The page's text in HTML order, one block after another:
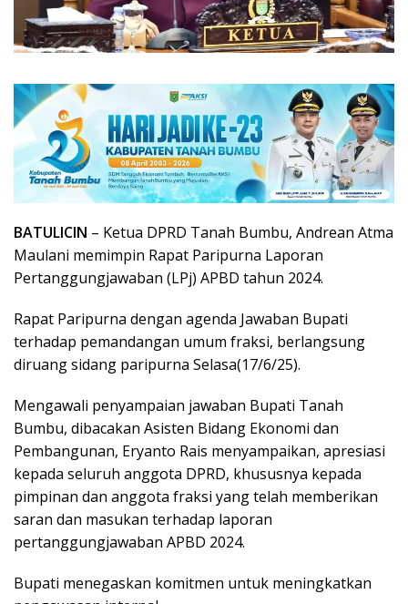
BATULICIN – Ketua DPRD Tanah Bumbu, Andrean Atma
Maulani memimpin Rapat Paripurna Laporan
Pertanggungjawaban (LPj) APBD tahun 2024.
Rapat Paripurna dengan agenda Jawaban Bupati
terhadap pemandangan umum fraksi, berlangsung
diruang sidang paripurna Selasa(17/6/25).
Mengawali penyampaian jawaban Bupati Tanah
Bumbu, dibacakan Asisten Bidang Ekonomi dan
Pembangunan, Eryanto Rais menyampaikan, apresiasi
kepada seluruh anggota DPRD, khususnya kepada
pimpinan dan anggota fraksi yang telah memberikan
saran dan masukan terhadap laporan
pertanggungjawaban APBD 2024.
Bupati menegaskan komitmen untuk meningkatkan